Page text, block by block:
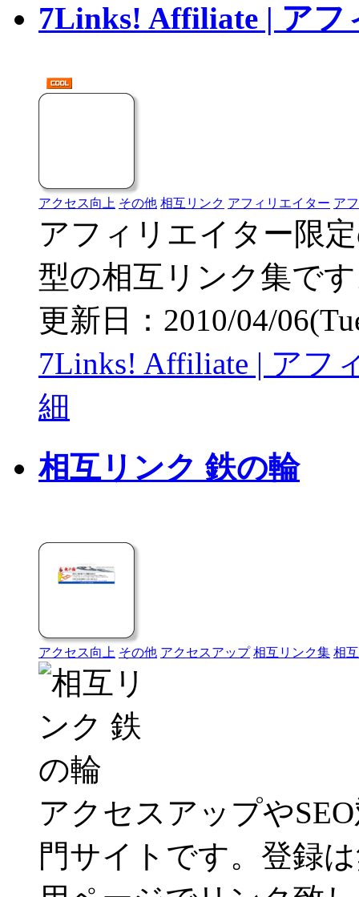
7Links! Affiliate | アフ
アクセス向上 その他 相互リンク アフィリエイター ア
アフィリエイター限
型の相互リンク集で
更新日：2010/04/
7Links! Affiliate | アフ
細
相互リンク 鉄の輪
アクセス向上 その他 アクセスアップ 相互リンク集 相
アクセスアップや
門サイトです。登録